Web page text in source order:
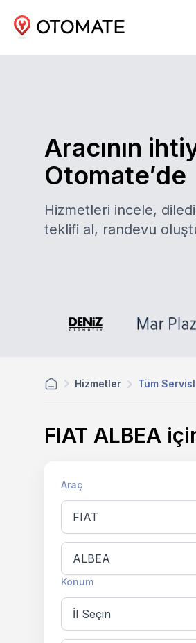
Aracının
Otomate’de
Hizmetleri incele,
teklifi al, randevu
Hizmetler Tüm
FIAT ALBEA
Araç
Konum